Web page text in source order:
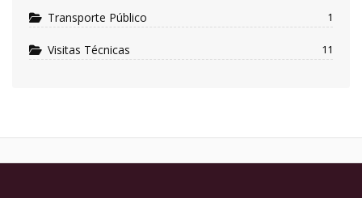
Transporte Público 1
Visitas Técnicas 11